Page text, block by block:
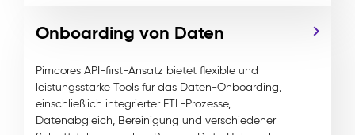
Onboarding von Daten
Pimcores API-first-Ansatz bietet flexible und
leistungsstarke Tools für das Daten-Onboarding,
einschließlich integrierter ETL-Prozesse,
Datenabgleich, Bereinigung und verschiedener